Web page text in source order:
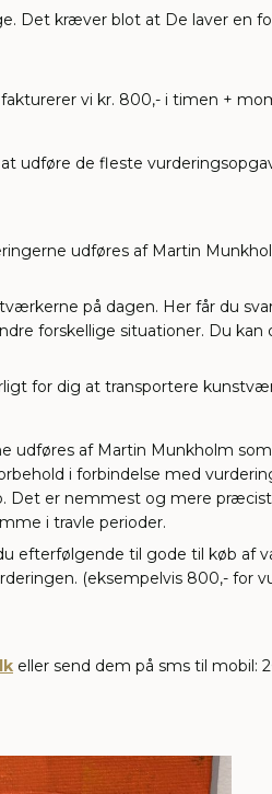
Det kræver blot at De laver en
vi kr. 800,- i timen +
udføre de fleste
udføres af Martin
på dagen. Her får du
forskellige situationer. Du
for dig at transportere
af Martin Munkholm
i forbindelse med
er nemmest og mere
i travle perioder.
efterfølgende til gode til køb af
(eksempelvis 800,-
eller send dem på sms til mobil: